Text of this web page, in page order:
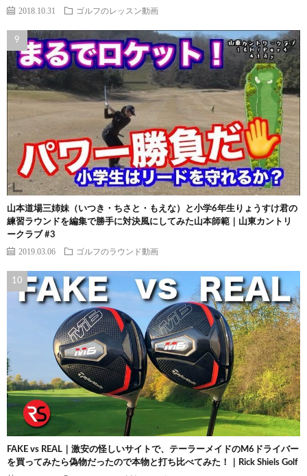
2018.10.31 ゴルフのレッスン動画
山本道場三姉妹（いつき・ちさと・もえな）と小学6年生りょうすけ君の
練習ラウンドを編集で勝手に対決風にしてみた山本師範｜山東カントリ
ークラブ #3
2019.03.06 ゴルフのラウンド動画
FAKE vs REAL｜激安の怪しいサイトで、テーラーメイドのM6ドライバー
を買ってみたら偽物だったので本物と打ち比べてみた！｜Rick Shiels Golf